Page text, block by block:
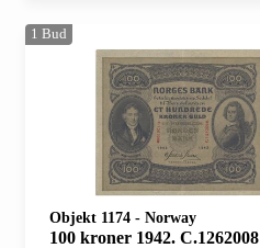
1 Bud
Objekt 1174 - Norway
100 kroner 1942. C.1262008